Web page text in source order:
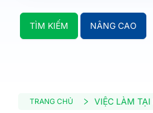
TÌM KIẾM NÂNG CAO
TRANG CHỦ VIỆC LÀM TẠI